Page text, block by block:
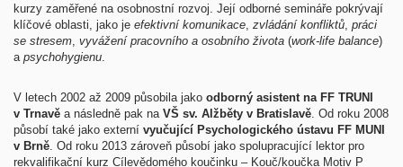
kurzy zaměřené na osobnostní rozvoj. Její odborné semináře pokrývají
klíčové oblasti, jako je efektivní komunikace zvládání konfliktů práci
se stresem vyvážení pracovního a osobního života (work-life balance)
a psychohygienu
V letech 2002 až 2009 působila jako odborný asistent na FF TRUNI
v Trnavě a následně pak na VŠ sv. Alžběty v Bratislavě . Od roku 2008
působí také jako externí vyučující Psychologického ústavu FF MUNI
v Brně . Od roku 2013 zároveň působí jako spolupracující lektor pro
rekvalifikační kurz Cílevědomého koučinku – Kouč/koučka Motiv P